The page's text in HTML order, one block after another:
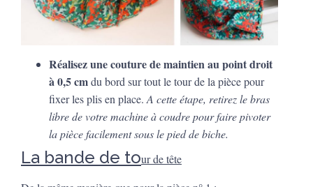
Réalisez une couture de maintien au point droit
à 0,5 cmdu bord sur tout le tour de la pièce pour
fixer les plis en place.A cette étape, retirez le bras
libre de votre machine à coudre pour faire pivoter
la pièce facilement sous le pied de biche.
La bande de tour de tête